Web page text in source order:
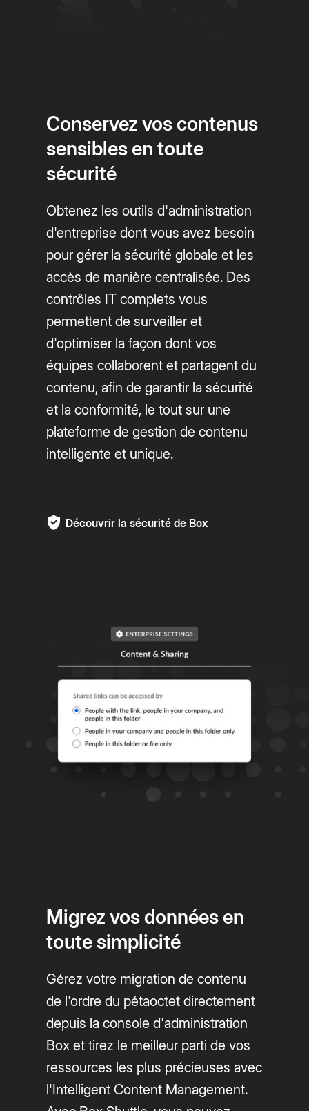
Conservez vos contenus
sensibles en toute
sécurité
Obtenez les outils d'administration
d'entreprise dont vous avez besoin
pour gérer la sécurité globale et les
accès de manière centralisée. Des
contrôles IT complets vous
permettent de surveiller et
d'optimiser la façon dont vos
équipes collaborent et partagent du
contenu, afin de garantir la sécurité
et la conformité, le tout sur une
plateforme de gestion de contenu
intelligente et unique.
Découvrir la sécurité de Box
Migrez vos données en
toute simplicité
Gérez votre migration de contenu
de l'ordre du pétaoctet directement
depuis la console d'administration
Box et tirez le meilleur parti de vos
ressources les plus précieuses avec
l'Intelligent Content Management.